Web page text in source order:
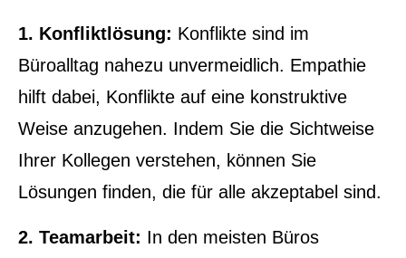
1. Konfliktlösung: Konflikte sind im
Büroalltag nahezu unvermeidlich. Empathie
hilft dabei, Konflikte auf eine konstruktive
Weise anzugehen. Indem Sie die Sichtweise
Ihrer Kollegen verstehen, können Sie
Lösungen finden, die für alle akzeptabel sind.
2. Teamarbeit: In den meisten Büros